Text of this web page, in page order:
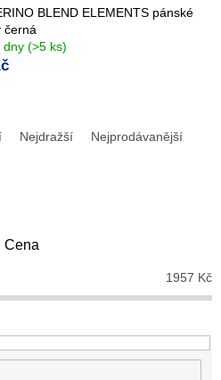
BLEND ELEMENTS pánské
černá
dny (>5 ks)
Nejdražší Nejprodávanější
Cena
1957 Kč